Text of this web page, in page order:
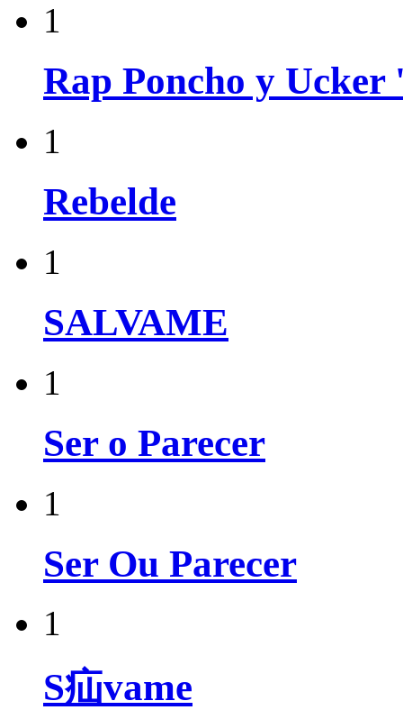
1
Rap Poncho y Ucker
1
Rebelde
1
SALVAME
1
Ser o Parecer
1
Ser Ou Parecer
1
S疝vame